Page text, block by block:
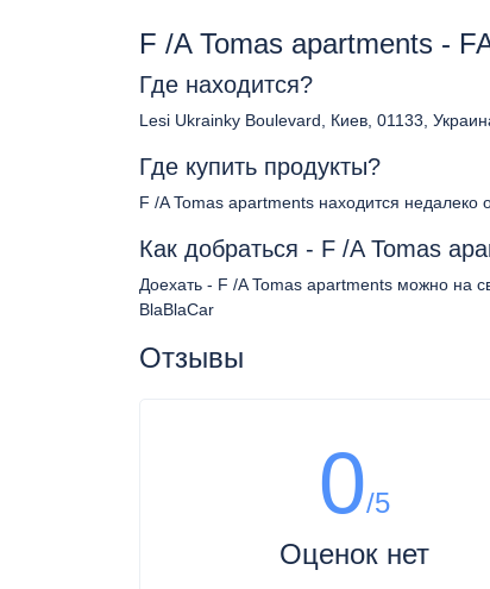
F /A Tomas apartments -
Где находится?
Lesi Ukrainky Boulevard, Киев, 01133,
Где купить продукты?
F /A Tomas apartments находится недалеко
Как добраться - F /A Tomas
Доехать - F /A Tomas apartments можно на
BlaBlaCar
Отзывы
0/5
Оценок нет